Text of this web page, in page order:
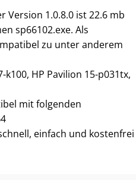
Version 1.0.8.0 ist 22.6 mb
sp66102.exe. Als
zu unter anderem
k100, HP Pavilion 15-p031tx,
mit folgenden
einfach und kostenfrei